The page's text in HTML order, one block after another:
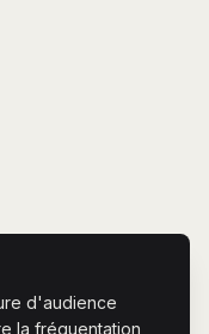
d'audience
la fréquentation